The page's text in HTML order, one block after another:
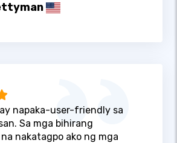
ay napaka-user-friendly sa
Sa mga bihirang
nakatagpo ako ng mga